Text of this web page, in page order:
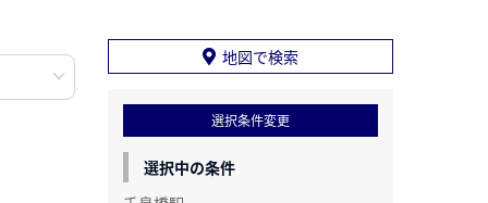
地図で検索
選択条件変更
選択中の条件